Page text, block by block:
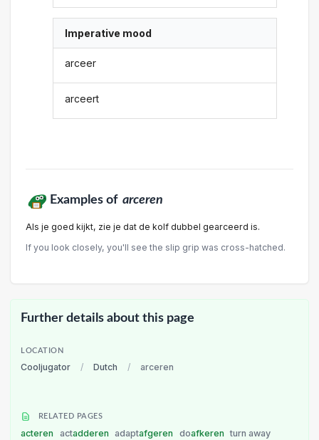
Imperative mood
arceer
arceert
Examples of arceren
Als je goed kijkt, zie je dat de kolf dubbel gearceerd is.
If you look closely, you'll see the slip grip was cross-hatched.
Further details about this page
LOCATION
Cooljugator / Dutch / arceren
RELATED PAGES
acteren actadderen adaptafgeren doafkeren
turn away